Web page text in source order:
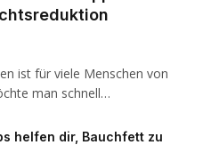
ist für viele Menschen von
man schnell…
helfen dir, Bauchfett zu